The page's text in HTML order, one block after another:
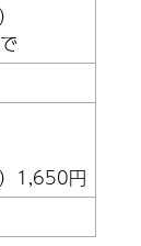
）1,650円